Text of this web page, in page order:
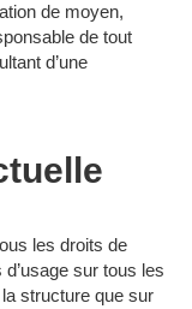
de moyen,
de tout
d’une
les droits de
sur tous les
structure que sur